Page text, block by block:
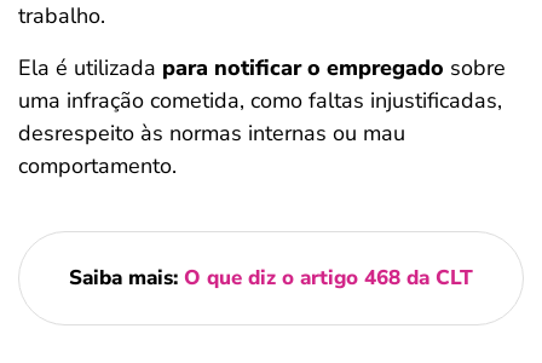
trabalho.
Ela é utilizada para notificar o empregado sobre
uma infração cometida, como faltas injustificadas,
desrespeito às normas internas ou mau
comportamento.
Saiba mais: O que diz o artigo 468 da CLT